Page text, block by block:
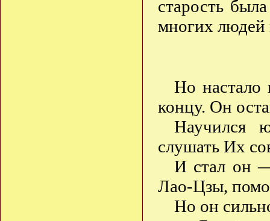
старость
многих
Но
концу. Он
Научился
слушать Их
И стал он
Лао-Цзы,
Но он